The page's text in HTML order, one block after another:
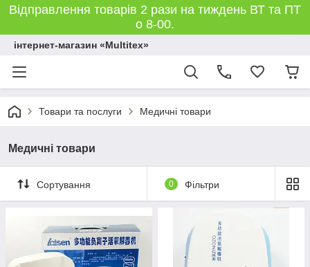
Відправлення товарів 2 рази на тиждень ВТ та ПТ
о 8-00.
інтернет-магазин «Multitex»
Товари та послуги Медичні товари
Медичні товари
Сортування 0 Фільтри